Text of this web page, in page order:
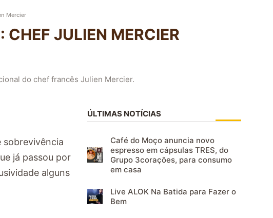
Mercier
JULIEN MERCIER
do chef francês Julien Mercier.
sobrevivência
já passou por
alguns
ÚLTIMAS NOTÍCIAS
Café do Moço anuncia novo
espresso em cápsulas TRES, do
Grupo 3corações, para consumo
em casa
Live ALOK Na Batida para Fazer o
Bem